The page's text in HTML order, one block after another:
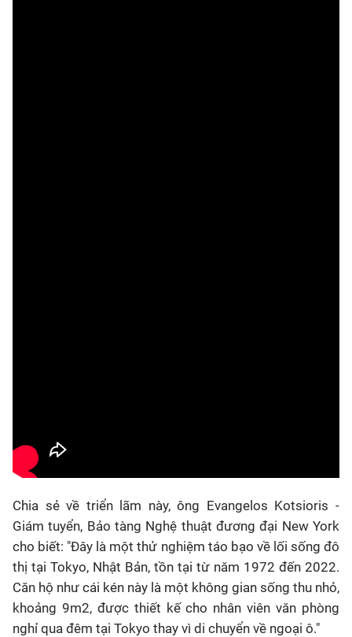
Chia sẻ về triển lãm này, ông Evangelos Kotsioris -
Giám tuyển, Bảo tàng Nghệ thuật đương đại New York
cho biết: "Đây là một thử nghiệm táo bạo về lối sống đô
thị tại Tokyo, Nhật Bản, tồn tại từ năm 1972 đến 2022.
Căn hộ như cái kén này là một không gian sống thu nhỏ,
khoảng 9m2, được thiết kế cho nhân viên văn phòng
nghỉ qua đêm tại Tokyo thay vì di chuyển về ngoại ô."